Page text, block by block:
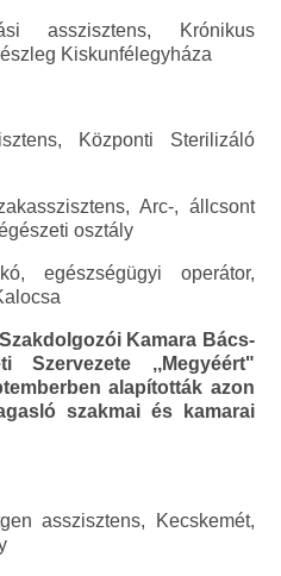
asszisztens, Krónikus
Kiskunfélegyháza
Központi Sterilizáló
Arc-, állcsont
osztály
egészségügyi operátor,
Kamara Bács-
Szervezete ,,Megyéért"
alapították azon
szakmai és kamarai
asszisztens, Kecskemét,